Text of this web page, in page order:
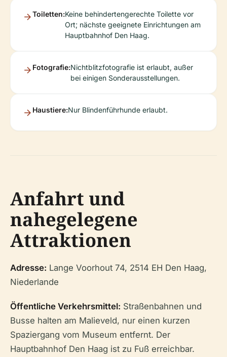
Toiletten:Keine behindertengerechte Toilette vor
Ort; nächste geeignete Einrichtungen am
Hauptbahnhof Den Haag.
Fotografie:Nichtblitzfotografie ist erlaubt, außer
bei einigen Sonderausstellungen.
Haustiere:Nur Blindenführhunde erlaubt.
Anfahrt und
nahegelegene
Attraktionen
Adresse: Lange Voorhout 74, 2514 EH Den Haag,
Niederlande
Öffentliche Verkehrsmittel: Straßenbahnen und
Busse halten am Malieveld, nur einen kurzen
Spaziergang vom Museum entfernt. Der
Hauptbahnhof Den Haag ist zu Fuß erreichbar.